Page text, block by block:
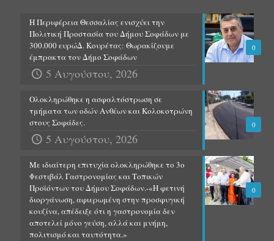
0
Η Περιφέρεια Θεσσαλίας ενισχύει την
Πολιτική Προστασία του Δήμου Σοφάδων με
300.000 ευρώΔ. Κουρέτας: Θωρακίζουμε
έμπρακτα τον Δήμο Σοφάδων
5 Αυγούστου, 2026
0
Ολοκληρώθηκε η ασφαλτόστρωση σε
τμήματα των οδών Ανθέων και Κολοκοτρώνη
στους Σοφάδες.
5 Αυγούστου, 2026
0
Με ιδιαίτερη επιτυχία ολοκληρώθηκε το 3ο
Φεστιβάλ Γαστρονομίας και Τοπικών
Προϊόντων του Δήμου Σοφάδων.-«Η φετινή
διοργάνωση, αφιερωμένη στην προσφυγική
κουζίνα, απέδειξε ότι η γαστρονομία δεν
αποτελεί μόνο γεύση, αλλά και μνήμη,
πολιτισμό και ταυτότητα.»